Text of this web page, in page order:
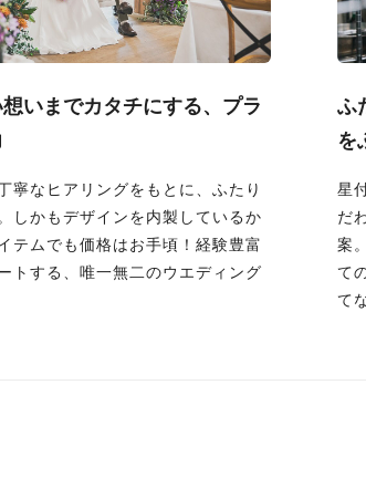
いまでカタチにする、プラ
寧なヒアリングをもとに、ふたり
しかもデザインを内製しているか
テムでも価格はお手頃！経験豊富
トする、唯一無二のウエディング
ふ
を
星
だ
案
て
て